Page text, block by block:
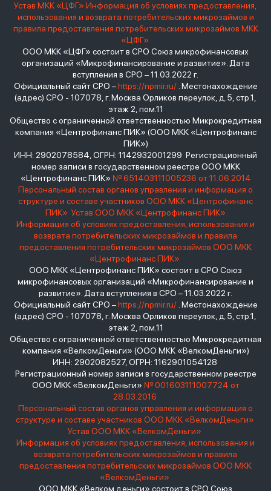
Устав МКК «ЦФГ» Информация об условиях предоставления,
использования и возврата потребительских микрозаймов и
правила предоставления потребительских микрозаймов МКК
«ЦФГ»
ООО МКК «ЦФГ» состоит в СРО Союз микрофинансовых
организаций «Микрофинансирование и развитие». Дата
вступления в СРО – 11.03.2022 г.
Официальный сайт СРО –https://npmir.ru/. Местонахождение
(адрес) СРО - 107078, г. Москва Орликов переулок, д.5, стр.1,
этаж 2, пом.11
Общество с ограниченной ответственностью Микрокредитная
компания «Центрофинанс ПИК» (ООО МКК «Центрофинанс
ПИК»)
ИНН: 2902078584, ОГРН: 1142932001299 Регистрационный
номер записи в государственном реестре ООО МКК
«Центрофинанс ПИК» № 651403111005236 от 11.06.2014
Персональный состав органов управления и информация о
структуре и составе участников ООО МКК «Центрофинанс
ПИК» Устав ООО МКК «Центрофинанс ПИК»
Информация об условиях предоставления, использования и
возврата потребительских микрозаймов и правила
предоставления потребительских микрозаймов ООО МКК
«Центрофинанс ПИК»
ООО МКК «Центрофинанс ПИК» состоит в СРО Союз
микрофинансовых организаций «Микрофинансирование и
развитие». Дата вступления в СРО – 11.03.2022 г.
Официальный сайт СРО –https://npmir.ru/. Местонахождение
(адрес) СРО - 107078, г. Москва Орликов переулок, д.5, стр.1,
этаж 2, пом.11
Общество с ограниченной ответственностью Микрокредитная
компания «ВелкомДеньги» (ООО МКК «ВелкомДеньги»)
ИНН: 2902082527, ОГРН: 1162901054128
Регистрационный номер записи в государственном реестре
ООО МКК «ВелкомДеньги» № 001603111007724 от
28.03.2016
Персональный состав органов управления и информация о
структуре и составе участников ООО МКК «ВелкомДеньги»
Устав ООО МКК «ВелкомДеньги»
Информация об условиях предоставления, использования и
возврата потребительских микрозаймов и правила
предоставления потребительских микрозаймов ООО МКК
«ВелкомДеньги»
ООО МКК «Велком деньги» состоит в СРО Союз